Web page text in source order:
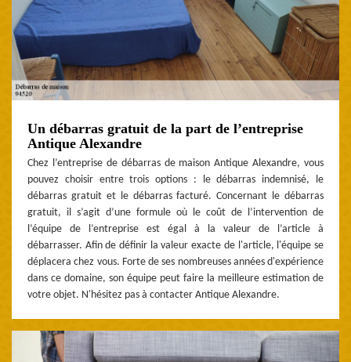
Un débarras gratuit de la part de l’entreprise
Antique Alexandre
Chez l’entreprise de débarras de maison Antique Alexandre, vous
pouvez choisir entre trois options : le débarras indemnisé, le
débarras gratuit et le débarras facturé. Concernant le débarras
gratuit, il s’agit d’une formule où le coût de l’intervention de
l’équipe de l’entreprise est égal à la valeur de l’article à
débarrasser. Afin de définir la valeur exacte de l'article, l'équipe se
déplacera chez vous. Forte de ses nombreuses années d'expérience
dans ce domaine, son équipe peut faire la meilleure estimation de
votre objet. N'hésitez pas à contacter Antique Alexandre.